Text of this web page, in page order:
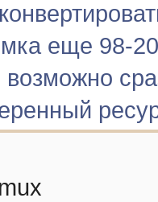
еще 98-
возможно